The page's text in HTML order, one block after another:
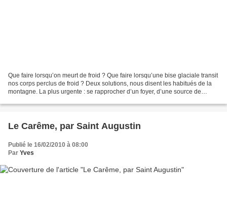
Que faire lorsqu’on meurt de froid ? Que faire lorsqu’une bise glaciale transit
nos corps perclus de froid ? Deux solutions, nous disent les habitués de la
montagne. La plus urgente : se rapprocher d’un foyer, d’une source de
Le Carême, par Saint Augustin
Publié le 16/02/2010 à 08:00
Par Yves